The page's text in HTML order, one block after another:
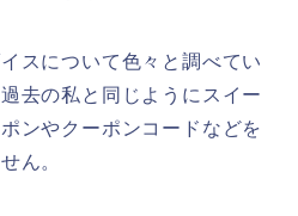
スについて色々と調べてい
去の私と同じようにスイー
ンやクーポンコードなどを
ん。